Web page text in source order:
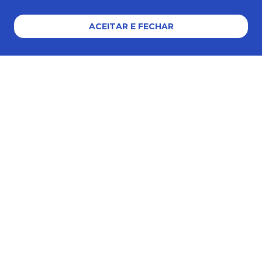
ACEITAR E FECHAR